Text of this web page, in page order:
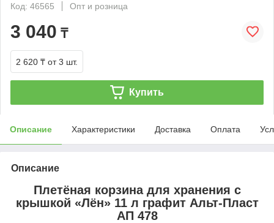
Код: 46565
Опт и розница
3 040 ₸
2 620 ₸ от 3 шт.
Купить
Описание Характеристики Доставка Оплата
Описание
Плетёная корзина для хранения с
крышкой «Лён» 11 л графит Альт-Пласт
АП 478